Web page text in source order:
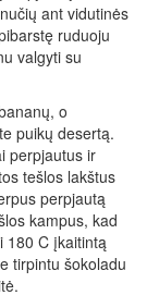
ant vidutinės
ruduoju
valgyti su
o
puikų desertą.
perpjautus ir
tešlos lakštus
perpjautą
kampus, kad
180 C įkaitintą
tirpintu šokoladu